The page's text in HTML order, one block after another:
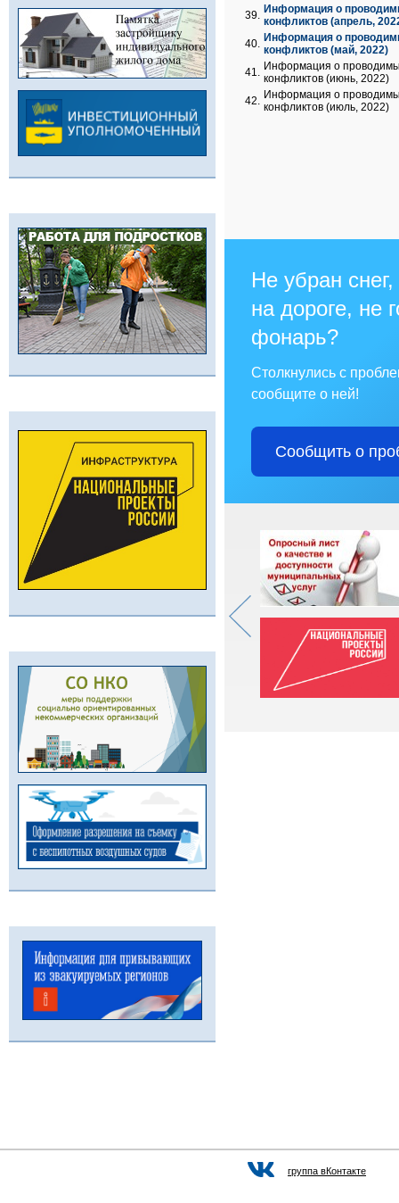
39. Информация о
конфликтов (апрель,
40. Информация о
конфликтов (май, 2022)
41. Информация о
конфликтов (июнь, 2022)
42. Информация о
конфликтов (июль, 2022)
Не убран
на дороге, не
фонарь?
Столкнулись с
сообщите о ней!
Сообщить о
группа вКонтакте